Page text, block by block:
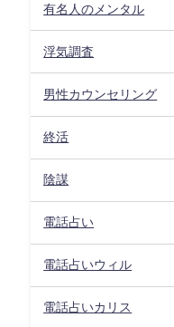
有名人のメンタル
浮気調査
男性カウンセリング
終活
陰謀
電話占い
電話占いウィル
電話占いカリス